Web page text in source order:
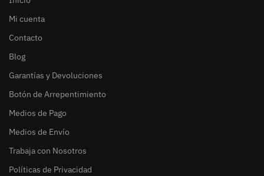
Mi cuenta
Contacto
Blog
Garantías y Devoluciones
Botón de Arrepentimiento
Medios de Pago
Medios de Envío
Trabaja con Nosotros
Políticas de Privacidad